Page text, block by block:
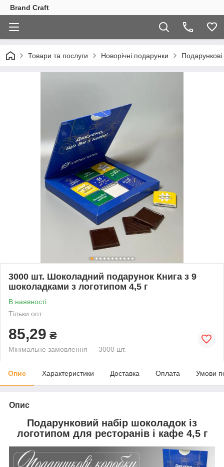
Brand Craft
Товари та послуги Новорічні подарунки
3000 шт. Шоколадний подарунок Книга з 9
шоколадками з логотипом 4,5 г
В наявності
Тільки опт
85,29 ₴
Мінімальне замовлення — 3000 шт.
Опис Характеристики Доставка Оплата Умови
Опис
Подарунковий набір шоколадок із
логотипом для ресторанів і кафе 4,5 г